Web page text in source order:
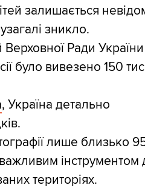
залишається
зникло.
Ради
було вивезено 150
, Україна детально
лише близько
інструментом
територіях.